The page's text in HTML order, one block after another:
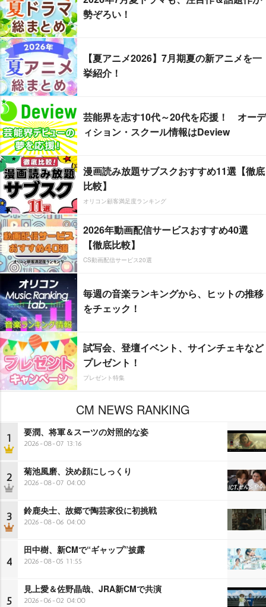
勢ぞろい！
【夏アニメ2026】7月期夏の新アニメを一
挙紹介！
芸能界を志す10代～20代を応援！ オーデ
ィション・スクール情報はDeview
漫画読み放題サブスクおすすめ11選【徹底
比較】
オリコン顧客満足度ランキング
2026年動画配信サービスおすすめ40選
【徹底比較】
CS動画配信サービス20選
毎週の音楽ランキングから、ヒットの推移
をチェック！
試写会、登壇イベント、サインチェキなど
プレゼント！
プレゼント特集
CM NEWS RANKING
1 要潤、将軍＆スーツの対照的な姿
2026-08-07 13:16
2 菊池風磨、決め顔にしっくり
2026-08-07 04:00
3 鈴鹿央士、故郷で陶芸家役に初挑戦
2026-08-06 04:00
4
田中樹、新CMで“ギャップ”披露
2026-08-05 11:55
5
見上愛＆佐野晶哉、JRA新CMで共演
2026-06-02 04:00